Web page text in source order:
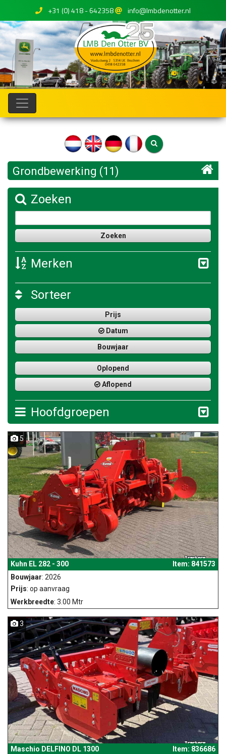
+31 (0) 418 - 642358 info@lmbdenotter.nl
Grondbewerking (11)
Zoeken
Merken
Sorteer
Prijs
Datum
Bouwjaar
Oplopend
Aflopend
Hoofdgroepen
5
Kuhn EL 282 - 300
Item: 841573
Bouwjaar: 2026
Prijs: op aanvraag
Werkbreedte: 3.00 Mtr
3
Maschio DELFINO DL 1300
Item: 836686